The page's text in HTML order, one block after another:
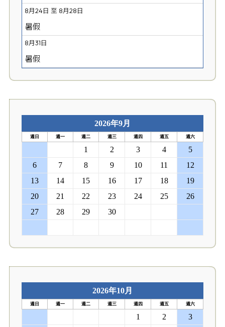
8月24日 至 8月28日
暑假
8月31日
暑假
2026年9月
週日 週一 週二 週三 週四 週五 週六
1 2 3 4
5
6
7 8 9 10 11
12
13
14 15 16 17 18
19
20
21 22 23 24 25
26
27
28 29 30
2026年10月
週日 週一 週二 週三 週四 週五 週六
1 2
3